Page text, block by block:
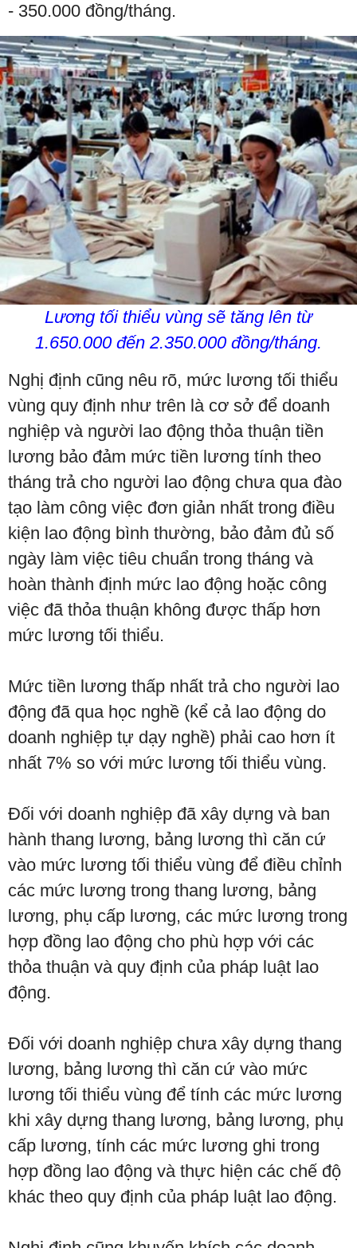
- 350.000 đồng/tháng.
Lương tối thiểu vùng sẽ tăng lên từ
1.650.000 đến 2.350.000 đồng/tháng.
Nghị định cũng nêu rõ, mức lương tối thiểu
vùng quy định như trên là cơ sở để doanh
nghiệp và người lao động thỏa thuận tiền
lương bảo đảm mức tiền lương tính theo
tháng trả cho người lao động chưa qua đào
tạo làm công việc đơn giản nhất trong điều
kiện lao động bình thường, bảo đảm đủ số
ngày làm việc tiêu chuẩn trong tháng và
hoàn thành định mức lao động hoặc công
việc đã thỏa thuận không được thấp hơn
mức lương tối thiểu.
Mức tiền lương thấp nhất trả cho người lao
động đã qua học nghề (kể cả lao động do
doanh nghiệp tự dạy nghề) phải cao hơn ít
nhất 7% so với mức lương tối thiểu vùng.
Đối với doanh nghiệp đã xây dựng và ban
hành thang lương, bảng lương thì căn cứ
vào mức lương tối thiểu vùng để điều chỉnh
các mức lương trong thang lương, bảng
lương, phụ cấp lương, các mức lương trong
hợp đồng lao động cho phù hợp với các
thỏa thuận và quy định của pháp luật lao
động.
Đối với doanh nghiệp chưa xây dựng thang
lương, bảng lương thì căn cứ vào mức
lương tối thiểu vùng để tính các mức lương
khi xây dựng thang lương, bảng lương, phụ
cấp lương, tính các mức lương ghi trong
hợp đồng lao động và thực hiện các chế độ
khác theo quy định của pháp luật lao động.